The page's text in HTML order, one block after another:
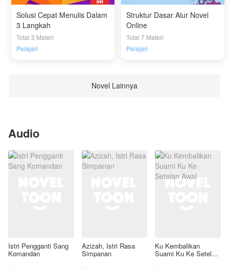
Solusi Cepat Menulis Dalam
3 Langkah
Total 3 Materi
Pelajari
Struktur Dasar Alur Novel
Online
Total 7 Materi
Pelajari
Novel Lainnya
Audio
Istri Pengganti Sang
Komandan
Azizah, Istri Rasa
Simpanan
Ku Kembalikan
Suami Ku Ke Setelan